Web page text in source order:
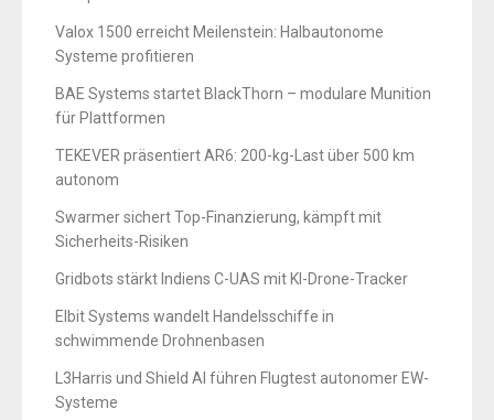
Valox 1500 erreicht Meilenstein: Halbautonome
Systeme profitieren
BAE Systems startet BlackThorn – modulare Munition
für Plattformen
TEKEVER präsentiert AR6: 200-kg-Last über 500 km
autonom
Swarmer sichert Top-Finanzierung, kämpft mit
Sicherheits-Risiken
Gridbots stärkt Indiens C-UAS mit KI-Drone-Tracker
Elbit Systems wandelt Handelsschiffe in
schwimmende Drohnenbasen
L3Harris und Shield AI führen Flugtest autonomer EW-
Systeme